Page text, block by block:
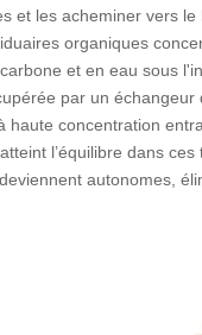
et les acheminer vers
organiques
et en eau sous
par un
concentration
l’équilibre dans
autonomes,